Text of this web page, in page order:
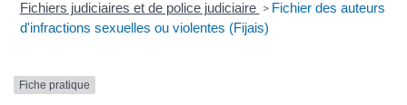
Fichiers judiciaires et de police judiciaire > Fichier des auteurs
d'infractions sexuelles ou violentes (Fijais)
Fiche pratique